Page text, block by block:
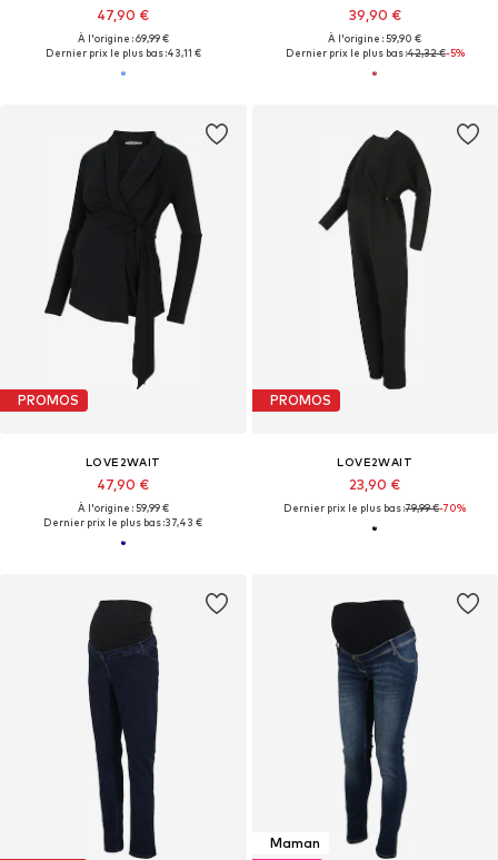
47,90 €
À l'origine : 69,99 €
Dernier prix le plus bas :43,11 €
39,90 €
À l'origine : 59,90 €
Dernier prix le plus bas :42,32 €-5%
PROMOS
LOVE2WAIT
47,90 €
À l'origine : 59,99 €
Dernier prix le plus bas :37,43 €
PROMOS
LOVE2WAIT
23,90 €
Dernier prix le plus bas :79,99 €-70%
Maman